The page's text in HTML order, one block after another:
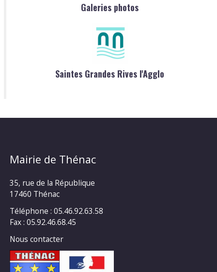
Galeries photos
Saintes Grandes Rives l'Agglo
Mairie de Thénac
35, rue de la République
17460 Thénac
Téléphone : 05.46.92.63.58
Fax : 05.92.46.68.45
Nous contacter